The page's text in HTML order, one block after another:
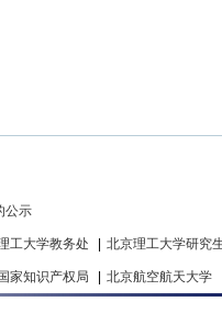
公示
工大学教务处 北京理工大学研究
国家知识产权局 北京航空航天大学